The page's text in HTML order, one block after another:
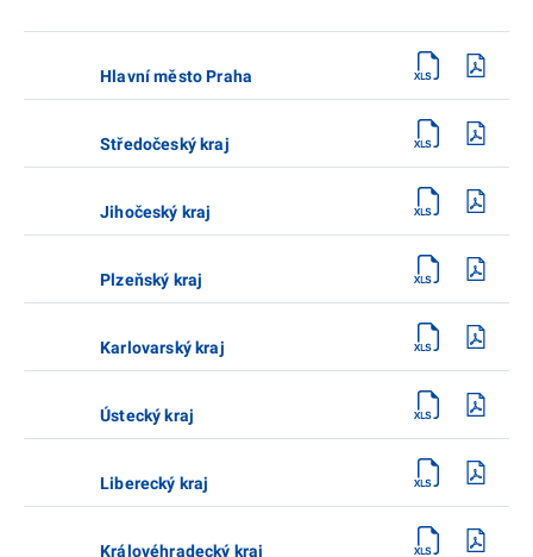
Hlavní město Praha
Středočeský kraj
Jihočeský kraj
Plzeňský kraj
Karlovarský kraj
Ústecký kraj
Liberecký kraj
Královéhradecký kraj